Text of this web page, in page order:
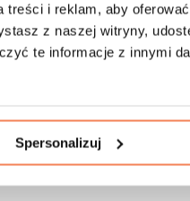
i reklam, aby
z naszej witryny,
te informacje z innymi
Spersonalizuj